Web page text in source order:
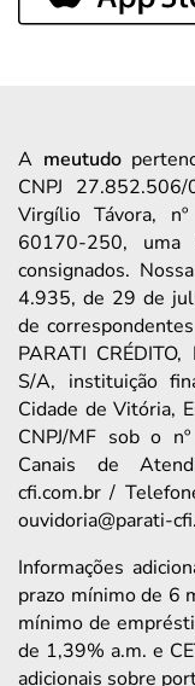
A meutudo
CNPJ
Virgílio Távora,
60170-250, uma
consignados.
4.935, de 29 de
de
PARATI
S/A, instituição
Cidade de Vitória,
CNPJ/MF sob o
Canais de
cfi.com.br /
ouvidoria@parati-
Informações
prazo mínimo de 6
mínimo de
de 1,39% a.m. e
adicionais sobre